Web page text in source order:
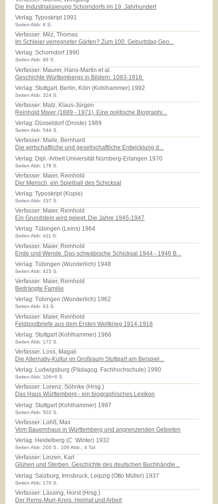
Die Industrialisierung Schorndorfs im 19. Jahrhundert
Verlag:Typoskript 1991
Seiten Abb: 6 S.
Verfasser: Milz, Thomas
Im Schleier verregneter Gärten? Zum 100. Geburtstag Geo...
Verlag:Schorndorf 1990
Seiten Abb: 86 S.
Verfasser: Maurer, Hans-Martin et al.
Geschichte Württembergs in Bildern: 1083-1918.
Verlag:Stuttgart, Berlin, Köln (Kohlhammer) 1992
Seiten Abb: 324 S.
Verfasser: Matz, Klaus-Jürgen
Reinhold Maier (1889 - 1971). Eine politische Biographi...
Verlag: Düsseldorf (Droste) 1989
Seiten Abb: 544 S.
Verfasser: Maile, Bernhard
Die wirtschaftliche und gesellschaftliche Entwicklung d...
Verlag: Dipl.-Arbeit Universität Nürnberg-Erlangen 1970
Seiten Abb: 178 S.
Verfasser: Maier, Reinhold
Der Mensch, ein Spielball des Schicksal
Verlag:Typoskript (Kopie)
Seiten Abb: 337 S.
Verfasser: Maier, Reinhold
Ein Grundstein wird gelegt. Die Jahre 1945-1947
Verlag:Tübingen (Leins) 1964
Seiten Abb: 411 S.
Verfasser: Maier, Reinhold
Ende und Wende. Das schwäbische Schicksal 1944 - 1946 B...
Verlag:Tübingen (Wunderlich) 1948
Seiten Abb: 415 S.
Verfasser: Maier, Reinhold
Bedrängte Familie
Verlag:Tübingen (Wunderlich) 1962
Seiten Abb: 63 S.
Verfasser: Maier, Reinhold
Feldpostbriefe aus dem Ersten Weltkrieg 1914-1918
Verlag:Stuttgart (Kohlhammer) 1966
Seiten Abb: 172 S.
Verfasser: Loss, Magali
Die Alternativ-Kultur im Großraum Stuttgart am Beispiel...
Verlag: Ludwigsburg (Pädagog. Fachhochschule) 1990
Seiten Abb: 106+6 S.
Verfasser: Lorenz, Söhnke (Hrsg.)
Das Haus Württemberg - ein biographisches Lexikon
Verlag:Stuttgart (Kohlhammer) 1997
Seiten Abb: 502 S.
Verfasser: Lohß, Max
Vom Bauernhaus in Württemberg und angrenzenden Gebieten
Verlag: Heidelberg (C. Winter) 1932
Seiten Abb: 200 S., 106 Abb., 4 Taf.
Verfasser: Linzen, Karl
Glühen und Sterben. Geschichte des deutschen Buchhändle...
Verlag:Salzburg, Innsbruck, Leipzig (Otto Müller) 1937
Seiten Abb: 176 S.
Verfasser: Lässing, Horst (Hrsg.)
Der Rems-Murr-Kreis. Heimat und Arbeit